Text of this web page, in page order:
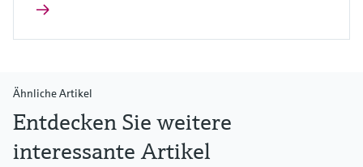
Ähnliche Artikel
Entdecken Sie weitere
interessante Artikel